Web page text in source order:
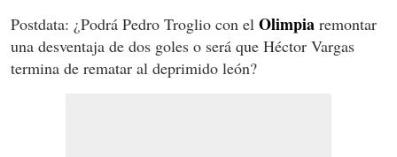
Postdata: ¿Podrá Pedro Troglio con el Olimpia remontar
una desventaja de dos goles o será que Héctor Vargas
termina de rematar al deprimido león?